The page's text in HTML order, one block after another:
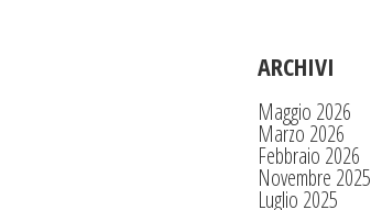
ARCHIVI
Maggio 2026
Marzo 2026
Febbraio 2026
Novembre 2025
Luglio 2025